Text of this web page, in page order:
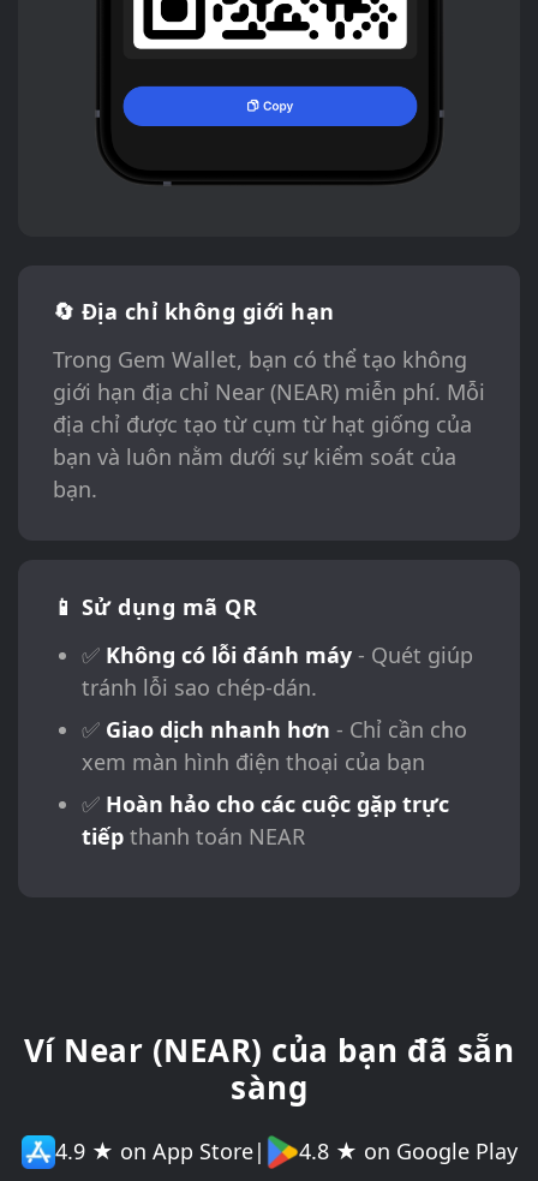
🔄 Địa chỉ không giới hạn
Trong Gem Wallet, bạn có thể tạo không
giới hạn địa chỉ Near (NEAR) miễn phí. Mỗi
địa chỉ được tạo từ cụm từ hạt giống của
bạn và luôn nằm dưới sự kiểm soát của
bạn.
📱 Sử dụng mã QR
✅ Không có lỗi đánh máy- Quét giúp
tránh lỗi sao chép-dán.
✅ Giao dịch nhanh hơn - Chỉ cần cho
xem màn hình điện thoại của bạn
✅ Hoàn hảo cho các cuộc gặp trực
tiếpthanh toán NEAR
Ví Near (NEAR) của bạn đã sẵn
sàng
4.9 ★ on App Store| 4.8 ★ on Google Play